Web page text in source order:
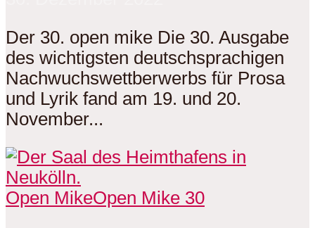
Der 30. open mike Die 30. Ausgabe
des wichtigsten deutschsprachigen
Nachwuchswettberwerbs für Prosa
und Lyrik fand am 19. und 20.
November...
Open MikeOpen Mike 30